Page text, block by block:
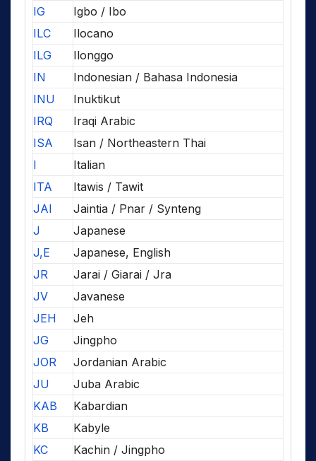
IG
Igbo / Ibo
ILC
Ilocano
ILG
Ilonggo
IN
Indonesian / Bahasa Indonesia
INU
Inuktikut
IRQ
Iraqi Arabic
ISA
Isan / Northeastern Thai
I
Italian
ITA
Itawis / Tawit
JAI
Jaintia / Pnar / Synteng
J
Japanese
J,E
Japanese, English
JR
Jarai / Giarai / Jra
JV
Javanese
JEH
Jeh
JG
Jingpho
JOR
Jordanian Arabic
JU
Juba Arabic
KAB
Kabardian
KB
Kabyle
KC
Kachin / Jingpho